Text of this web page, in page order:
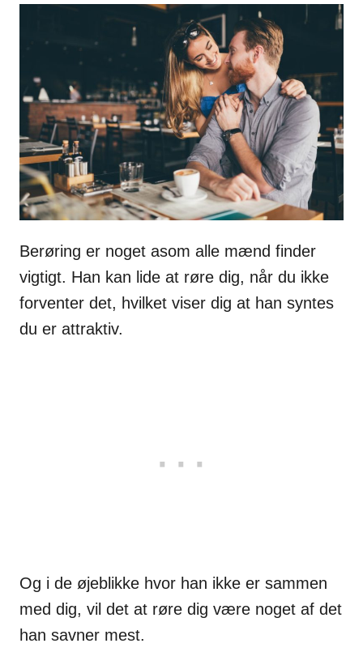
Berøring er noget asom alle mænd finder
vigtigt. Han kan lide at røre dig, når du ikke
forventer det, hvilket viser dig at han syntes
du er attraktiv.
Og i de øjeblikke hvor han ikke er sammen
med dig, vil det at røre dig være noget af det
han savner mest.